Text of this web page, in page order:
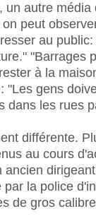
un autre média
peut
au
"Barrages
à la
"Les gens
dans les rues
différente.
au cours
la police
de gros